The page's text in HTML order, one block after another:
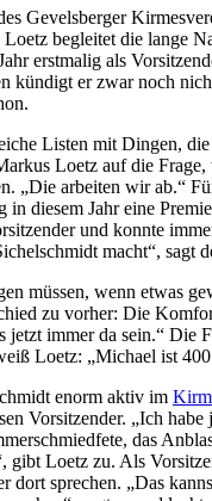
Gevelsberger
Loetz begleitet die lange
erstmalig als
kündigt er zwar noch
Listen mit Dingen,
Loetz auf die
„Die arbeiten wir ab.“
in diesem Jahr eine
und konnte
macht“, sagt
müssen, wenn etwas
zu vorher: Die
jetzt immer da sein.“ Die
Loetz: „Michael ist
enorm aktiv im
Vorsitzender. „Ich habe
das
gibt Loetz zu. Als
dort sprechen. „Das